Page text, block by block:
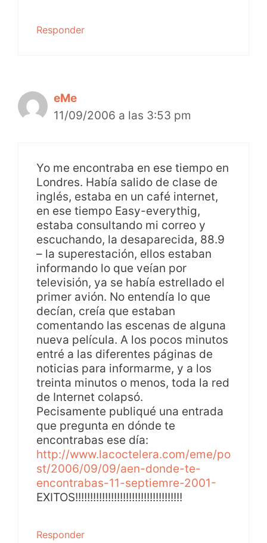
Responder
eMe
11/09/2006 a las 3:53 pm
Yo me encontraba en ese tiempo en
Londres. Había salido de clase de
inglés, estaba en un café internet,
en ese tiempo Easy-everythig,
estaba consultando mi correo y
escuchando, la desaparecida, 88.9
– la superestación, ellos estaban
informando lo que veían por
televisión, ya se había estrellado el
primer avión. No entendía lo que
decían, creía que estaban
comentando las escenas de alguna
nueva película. A los pocos minutos
entré a las diferentes páginas de
noticias para informarme, y a los
treinta minutos o menos, toda la red
de Internet colapsó.
Pecisamente publiqué una entrada
que pregunta en dónde te
encontrabas ese día:
http://www.lacoctelera.com/eme/po
st/2006/09/09/aen-donde-te-
encontrabas-11-septiemre-2001-
EXITOS!!!!!!!!!!!!!!!!!!!!!!!!!!!!!!!!!!!!
Responder